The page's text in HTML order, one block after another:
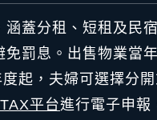
蓋分租、短租及民
罰息。出售物業當
起，夫婦可選擇分
平台進行電子申報